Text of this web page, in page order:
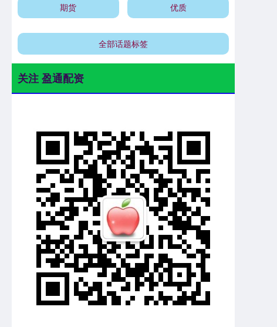
期货 优质
全部话题标签
关注 盈通配资